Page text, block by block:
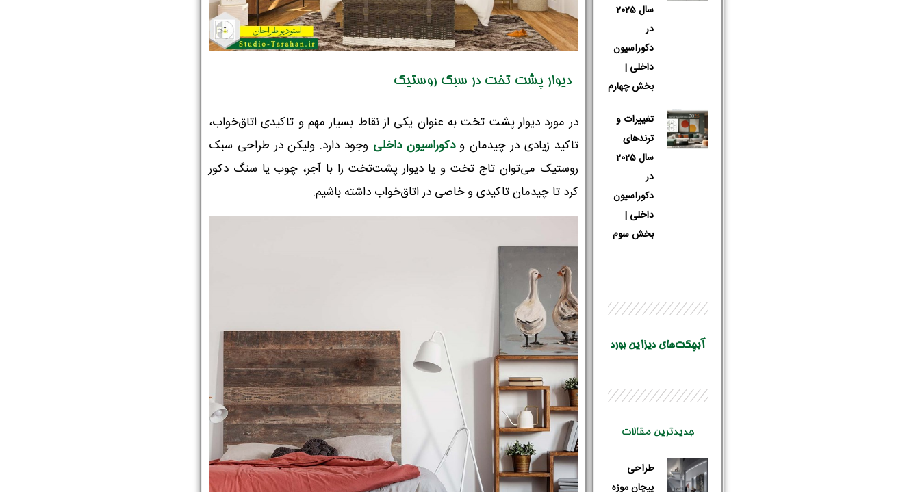
سال 2025
در
دکوراسیون
داخلی |
بخش چهارم
تغییرات و
ترندهای
سال 2025
در
دکوراسیون
داخلی |
بخش سوم
آبچکت‌های دیزاین بورد
جدیدترین مقالات
طراحی
پیچان موزه
دیوار پشت تخت در سبک روستیک
در مورد دیوار پشت تخت به عنوان یکی از نقاط بسیار مهم و تاکیدی اتاق‌خواب،
تاکید زیادی در چیدمان ودکوراسیون داخلی وجود دارد. ولیکن در طراحی سبک
روستیک می‌توان تاج تخت و یا دیوار پشت‌تخت را با آجر، چوب یا سنگ دکور
کرد تا چیدمان تاکیدی و خاصی در اتاق‌خواب داشته باشیم.
نام و نام خانوادگی : * تلفن همراه : * شماره واتس‌اپ : *